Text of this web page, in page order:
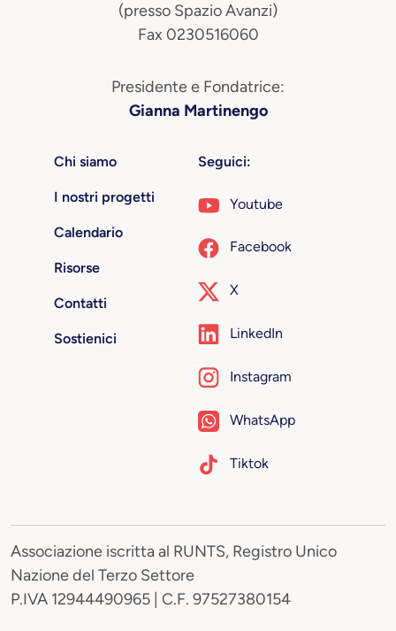
(presso Spazio Avanzi)
Fax 0230516060
Presidente e Fondatrice:
Gianna Martinengo
Chi siamo
I nostri progetti
Calendario
Risorse
Contatti
Sostienici
Seguici:
Youtube
Facebook
X
LinkedIn
Instagram
WhatsApp
Tiktok
Associazione iscritta al RUNTS, Registro Unico
Nazione del Terzo Settore
P.IVA 12944490965 | C.F. 97527380154